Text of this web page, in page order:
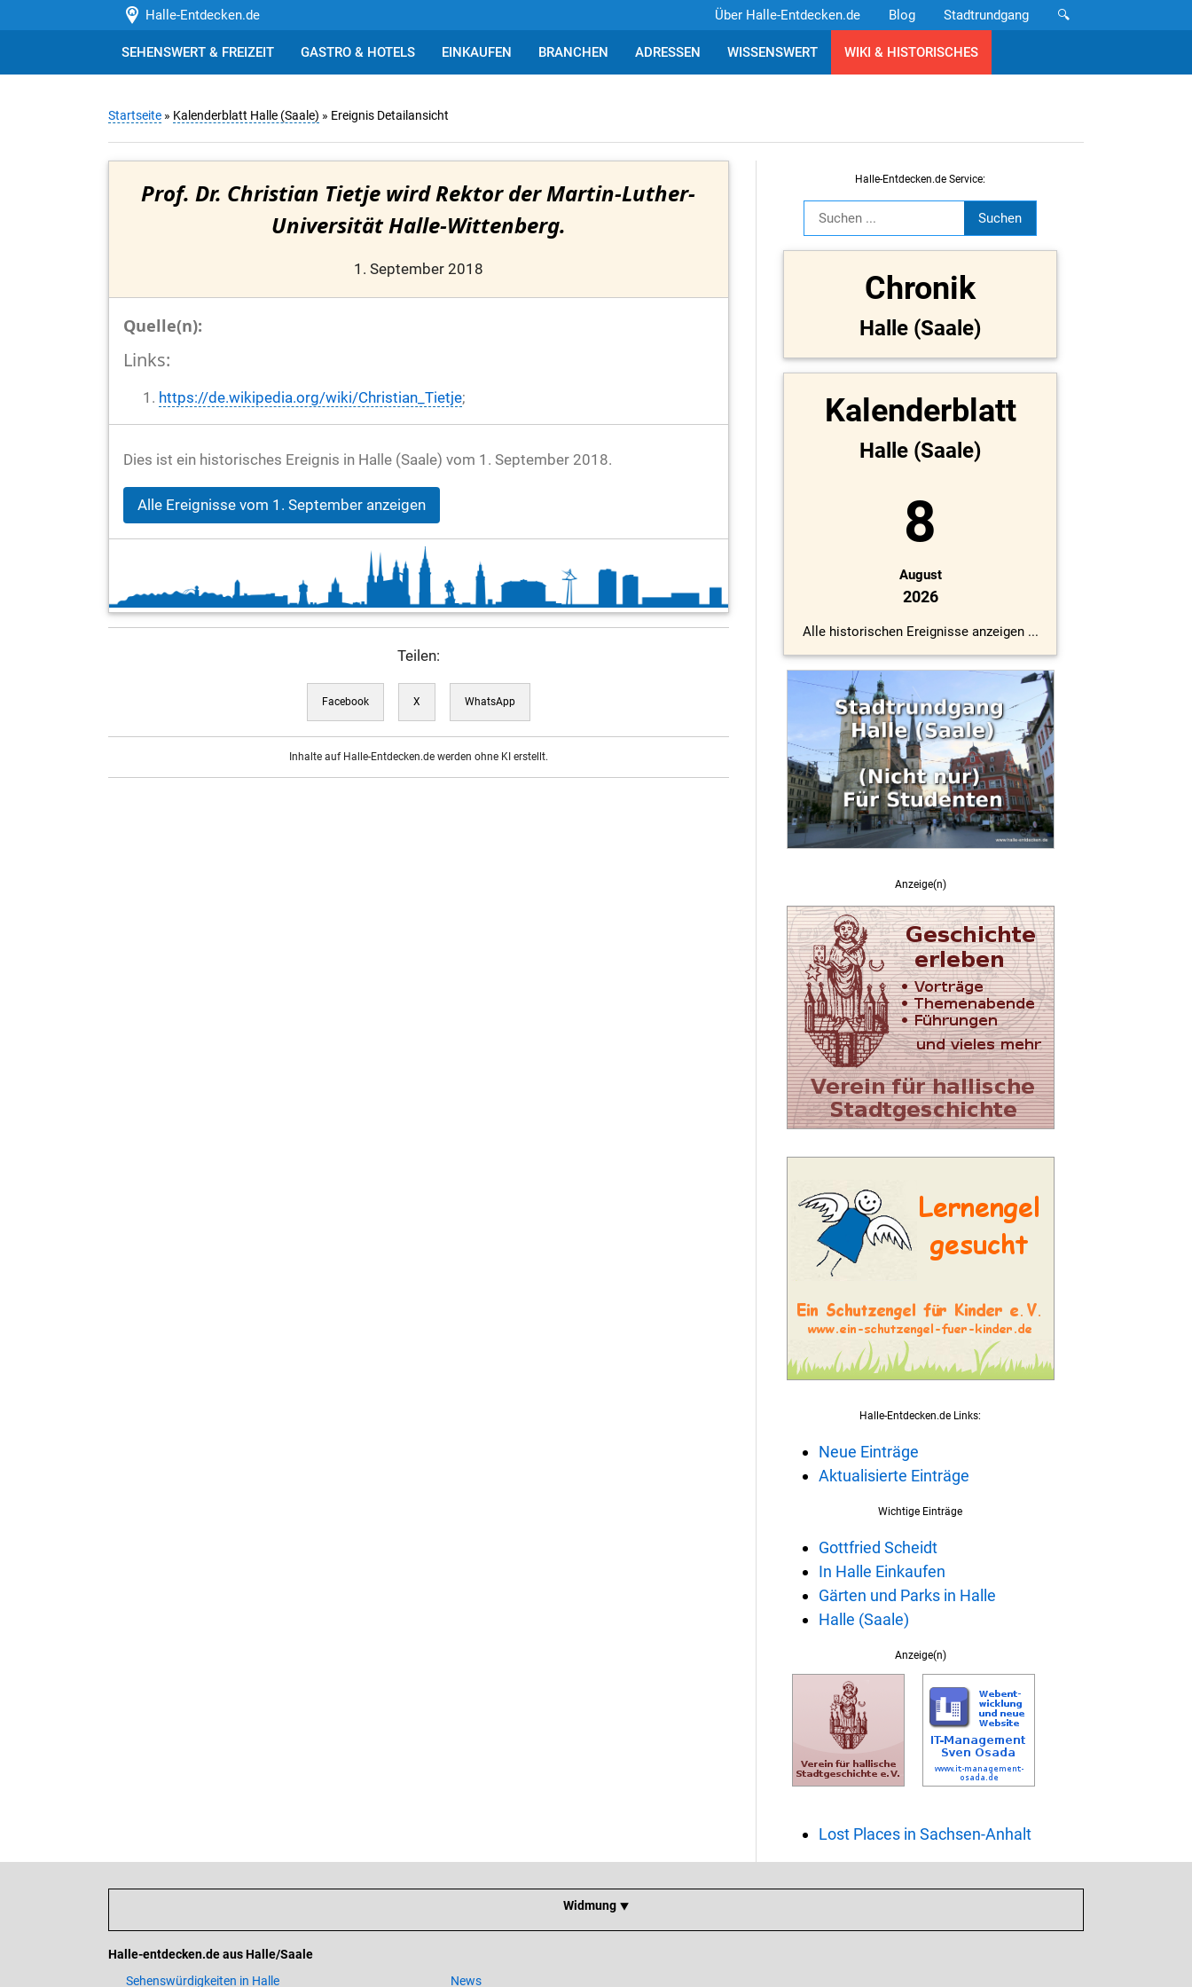
Halle-Entdecken.de 🔍
Stadtrundgang
Blog
Über Halle-Entdecken.de
SEHENSWERT & FREIZEIT GASTRO & HOTELS EINKAUFEN BRANCHEN ADRESSEN WISSENSWERT WIKI & HISTORISCHES
Startseite » Kalenderblatt Halle (Saale) » Ereignis Detailansicht
Prof. Dr. Christian Tietje wird Rektor der Martin-Luther-
Universität Halle-Wittenberg.
1. September 2018
Quelle(n):
Links:
https://de.wikipedia.org/wiki/Christian_Tietje;
Dies ist ein historisches Ereignis in Halle (Saale) vom 1. September 2018.
Alle Ereignisse vom 1. September anzeigen
Teilen:
Facebook X WhatsApp
Inhalte auf Halle-Entdecken.de werden ohne KI erstellt.
Halle-Entdecken.de Service:
Chronik
Halle (Saale)
Kalenderblatt
Halle (Saale)
8
August
2026
Alle historischen Ereignisse anzeigen ...
Anzeige(n)
Halle-Entdecken.de Links:
Neue Einträge
Aktualisierte Einträge
Wichtige Einträge
Gottfried Scheidt
In Halle Einkaufen
Gärten und Parks in Halle
Halle (Saale)
Anzeige(n)
Lost Places in Sachsen-Anhalt
Widmung ⯆
Halle-entdecken.de aus Halle/Saale
Sehenswürdigkeiten in Halle
News